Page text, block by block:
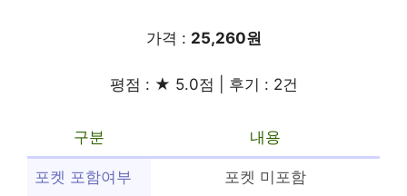
가격 : 25,260원
평점 : ★ 5.0점 | 후기 : 2건
구분 내용
포켓 포함여부 포켓 미포함